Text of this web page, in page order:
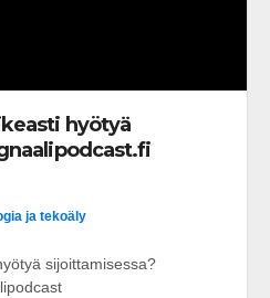
hyötyä
ja tekoäly
sijoittamisessa?